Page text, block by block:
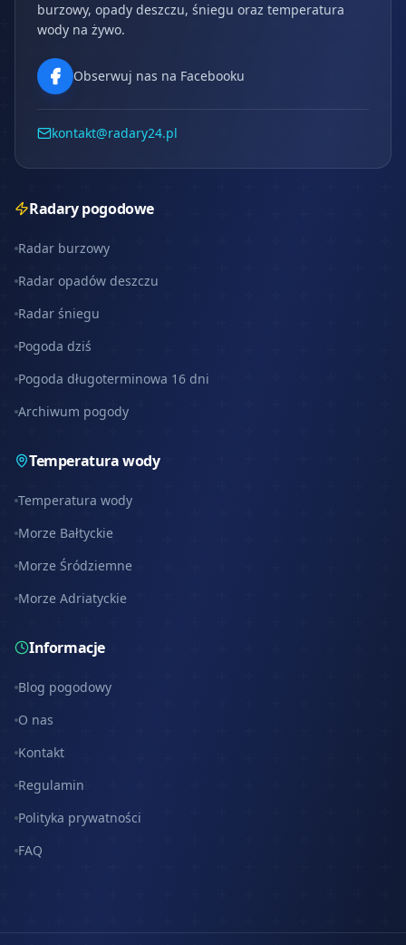
burzowy, opady deszczu, śniegu oraz temperatura
wody na żywo.
Obserwuj nas na Facebooku
kontakt@radary24.pl
Radary pogodowe
Radar burzowy
Radar opadów deszczu
Radar śniegu
Pogoda dziś
Pogoda długoterminowa 16 dni
Archiwum pogody
Temperatura wody
Temperatura wody
Morze Bałtyckie
Morze Śródziemne
Morze Adriatyckie
Informacje
Blog pogodowy
O nas
Kontakt
Regulamin
Polityka prywatności
FAQ